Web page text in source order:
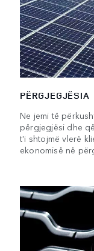
PËRGJEGJËSIA
Ne jemi të
përgjegjësi dhe
t'i shtojmë vlerë
ekonomisë në